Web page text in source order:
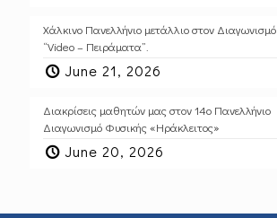
Χάλκινο Πανελλήνιο μετάλλιο στον Διαγωνισμό
“Video – Πειράματα”.
June 21, 2026
Διακρίσεις μαθητών μας στον 14ο Πανελλήνιο
Διαγωνισμό Φυσικής «Ηράκλειτος»
June 20, 2026